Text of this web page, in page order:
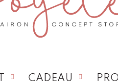
CADEAU